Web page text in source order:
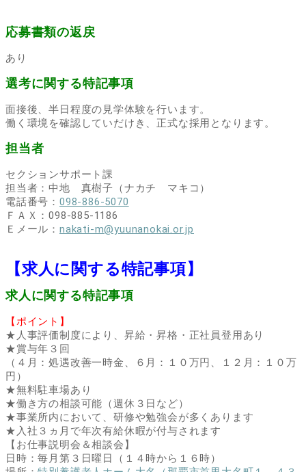
応募書類の返戻
あり
選考に関する特記事項
面接後、半日程度の見学体験を行います。
働く環境を確認していだけき、正式な採用となります。
担当者
セクションサポート課
担当者：中地 真樹子（ナカチ マキコ）
電話番号： 098-886-5070
ＦＡＸ：098-885-1186
Ｅメール： nakati-m@yuunanokai.or.jp
【求人に関する特記事項】
求人に関する特記事項
【ポイント】
★人事評価制度により、昇給・昇格・正社員登用あり
★賞与年３回
（４月：処遇改善一時金、６月：１０万円、１２月：１０万
円）
★無料駐車場あり
★働き方の相談可能（週休３日など）
★事業所内において、研修や勉強会が多くあります
★入社３ヵ月で年次有給休暇が付与されます
【お仕事説明会＆相談会】
日時：毎月第３日曜日（１４時から１６時）